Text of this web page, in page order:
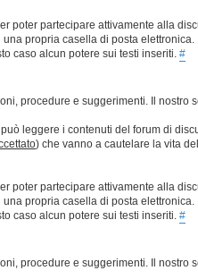
poter partecipare attivamente alla
propria casella di posta
caso alcun potere sui testi inseriti. #
procedure e suggerimenti. Il
leggere i contenuti del forum di
) che vanno a cautelare la vita
poter partecipare attivamente alla
propria casella di posta
caso alcun potere sui testi inseriti. #
procedure e suggerimenti. Il